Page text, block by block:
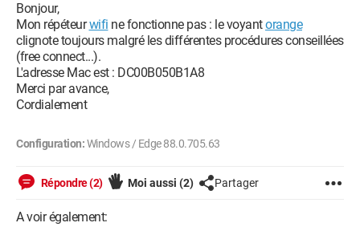
Bonjour,
Mon répéteurwifi ne fonctionne pas : le voyantorange
clignote toujours malgré les différentes procédures conseillées
(free connect...).
L'adresse Mac est : DC00B050B1A8
Merci par avance,
Cordialement
Configuration:Windows / Edge 88.0.705.63
Répondre (2) Moi aussi (2) Partager
A voir également: